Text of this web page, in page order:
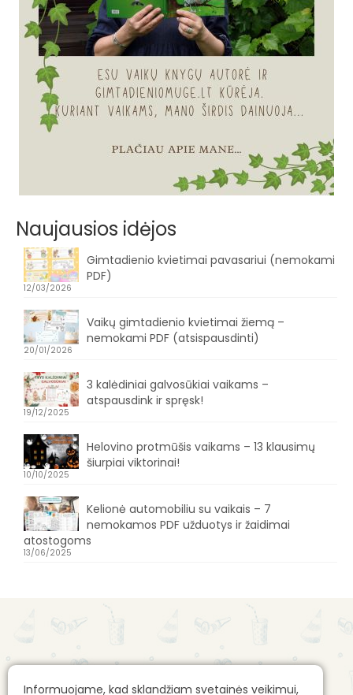
Informuojame, kad sklandžiam svetainės veikimui,
Naujausios idėjos
Gimtadienio kvietimai pavasariui (nemokami
PDF)
12/03/2026
Vaikų gimtadienio kvietimai žiemą –
nemokami PDF (atsispausdinti)
20/01/2026
3 kalėdiniai galvosūkiai vaikams –
atspausdink ir spręsk!
19/12/2025
Helovino protmūšis vaikams – 13 klausimų
šiurpiai viktorinai!
10/10/2025
Kelionė automobiliu su vaikais – 7
nemokamos PDF užduotys ir žaidimai
atostogoms
13/06/2025